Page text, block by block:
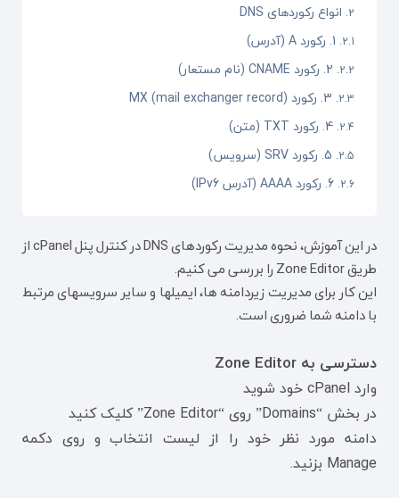
انواع رکوردهای DNS
1. رکورد A (آدرس)
2. رکورد CNAME (نام مستعار)
3. رکورد MX (mail exchanger record)
4. رکورد TXT (متن)
5. رکورد SRV (سرویس)
6. رکورد AAAA (آدرس IPv6)
در این آموزش، نحوه مدیریت رکوردهای DNS در کنترل پنل cPanel از
طریق Zone Editor را بررسی می کنیم.
این کار برای مدیریت زیردامنه ها، ایمیلها و سایر سرویسهای مرتبط
با دامنه شما ضروری است.
دسترسی به Zone Editor
وارد cPanel خود شوید
در بخش “Domains” روی “Zone Editor” کلیک کنید
دامنه مورد نظر خود را از لیست انتخاب و روی دکمه
Manage بزنید.